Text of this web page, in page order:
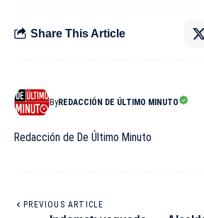
Share This Article
ByREDACCIÓN DE ÚLTIMO MINUTO
Redacción de De Último Minuto
PREVIOUS ARTICLE